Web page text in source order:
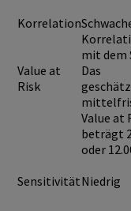
Korrelation
mit dem
Value at
Risk
Das
Value at
beträgt
oder
SensitivitätNiedrig